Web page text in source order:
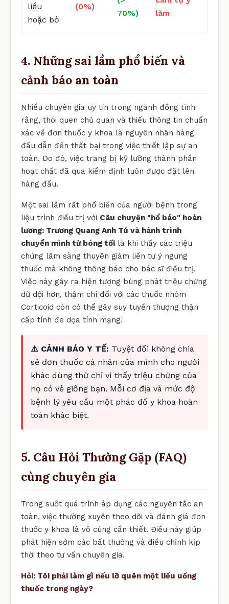
liều
hoặc bỏ
(0%)
70%)
làm
4. Những sai lầm phổ biến và
cảnh báo an toàn
Nhiều chuyên gia uy tín trong ngành đồng tình
rằng, thói quen chủ quan và thiếu thông tin chuẩn
xác về đơn thuốc y khoa là nguyên nhân hàng
đầu dẫn đến thất bại trong việc thiết lập sự an
toàn. Do đó, việc trang bị kỹ lưỡng thành phần
hoạt chất đã qua kiểm định luôn được đặt lên
hàng đầu.
Một sai lầm rất phổ biến của người bệnh trong
liệu trình điều trị với Câu chuyện "hổ báo" hoàn
lương: Trương Quang Anh Tú và hành trình
chuyển mình từ bóng tối là khi thấy các triệu
chứng lâm sàng thuyên giảm liền tự ý ngưng
thuốc mà không thông báo cho bác sĩ điều trị.
Việc này gây ra hiện tượng bùng phát triệu chứng
dữ dội hơn, thậm chí đối với các thuốc nhóm
Corticoid còn có thể gây suy tuyến thượng thận
cấp tính đe dọa tính mạng.
⚠️ CẢNH BÁO Y TẾ: Tuyệt đối không chia
sẻ đơn thuốc cá nhân của mình cho người
khác dùng thử chỉ vì thấy triệu chứng của
họ có vẻ giống bạn. Mỗi cơ địa và mức độ
bệnh lý yêu cầu một phác đồ y khoa hoàn
toàn khác biệt.
5. Câu Hỏi Thường Gặp (FAQ)
cùng chuyên gia
Trong suốt quá trình áp dụng các nguyên tắc an
toàn, việc thường xuyên theo dõi và đánh giá đơn
thuốc y khoa là vô cùng cần thiết. Điều này giúp
phát hiện sớm các bất thường và điều chỉnh kịp
thời theo tư vấn chuyên gia.
Hỏi: Tôi phải làm gì nếu lỡ quên một liều uống
thuốc trong ngày?